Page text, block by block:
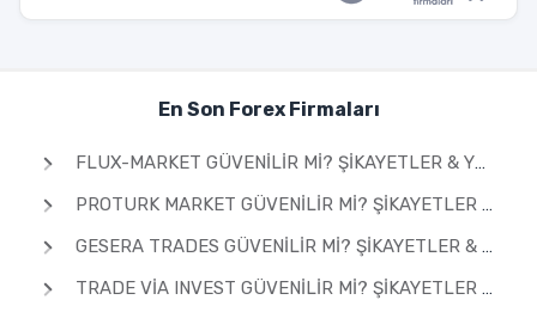
En Son Forex Firmaları
FLUX-MARKET GÜVENILIR MI? ŞIKAYETLER & YORUMLAR 2026
PROTURK MARKET GÜVENILIR MI? ŞIKAYETLER & YORUMLAR 2026
GESERA TRADES GÜVENILIR MI? ŞIKAYETLER & YORUMLAR 2026
TRADE VIA INVEST GÜVENILIR MI? ŞIKAYETLER & YORUMLAR 2026